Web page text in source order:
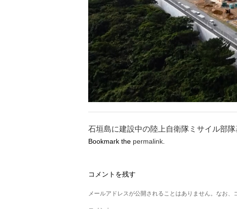
石垣島に建設中の陸上自衛隊ミサイル部隊
Bookmark the permalink
コメントを残す
メールアドレスが公開されることはありません。なお、